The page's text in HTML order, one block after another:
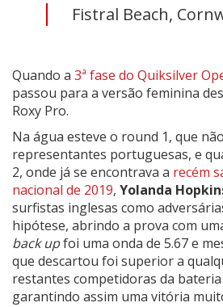
Fistral Beach,
Quando a 3ª fase do Quiksilver
passou para a versão feminina
Roxy Pro.
Na água esteve o round 1, que
representantes portuguesas, e
2, onde já se encontrava a recém
nacional de 2019, Yolanda
surfistas inglesas como
hipótese, abrindo a prova com
back upfoi uma onda de 5.67 e
que descartou foi superior a
restantes competidoras da
garantindo assim uma vitória